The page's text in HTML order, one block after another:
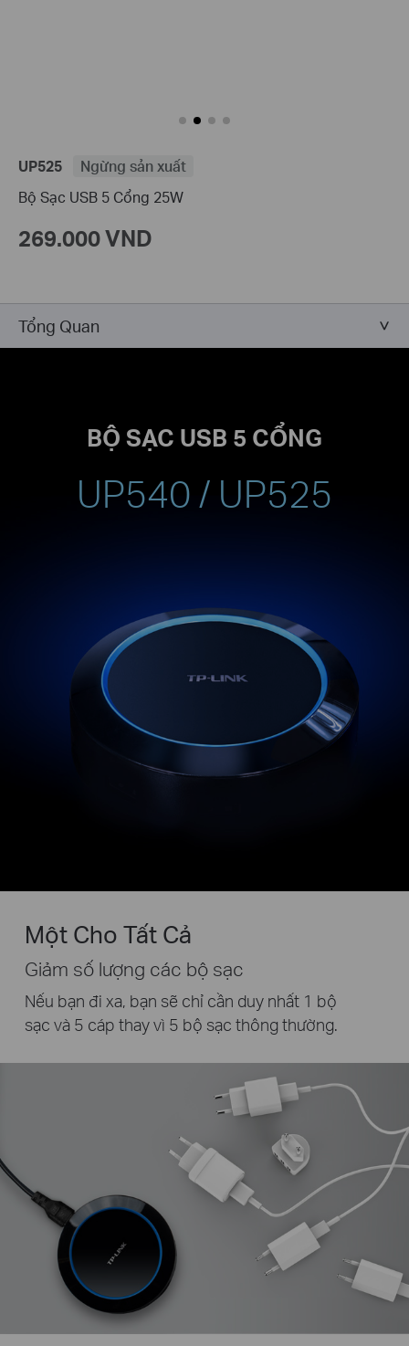
UP525
Ngừng sản xuất
Bộ Sạc USB 5 Cổng 25W
269.000 VND
Tổng Quan
BỘ SẠC USB 5 CỔNG
UP540 / UP525
Một Cho Tất Cả
Giảm số lượng các bộ sạc
Nếu bạn đi xa, bạn sẽ chỉ cần duy nhất 1 bộ
sạc và 5 cáp thay vì 5 bộ sạc thông thường.